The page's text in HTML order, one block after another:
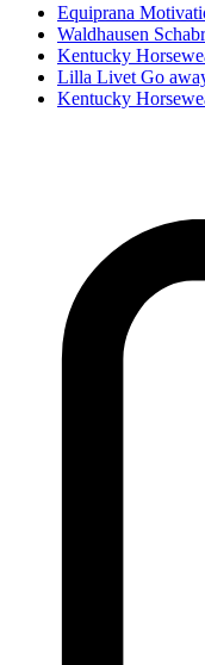
Equiprana
Waldhausen
Kentucky
Lilla Livet Go
Kentucky